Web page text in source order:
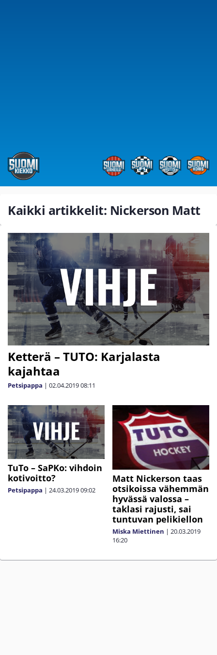
Kaikki artikkelit: Nickerson Matt
Ketterä – TUTO: Karjalasta
kajahtaa
Petsipappa | 02.04.201908:11
TuTo – SaPKo: vihdoin
kotivoitto?
Petsipappa | 24.03.201909:02
Matt Nickerson taas
otsikoissa vähemmän
hyvässä valossa –
taklasi rajusti, sai
tuntuvan pelikiellon
Miska Miettinen | 20.03.2019
16:20